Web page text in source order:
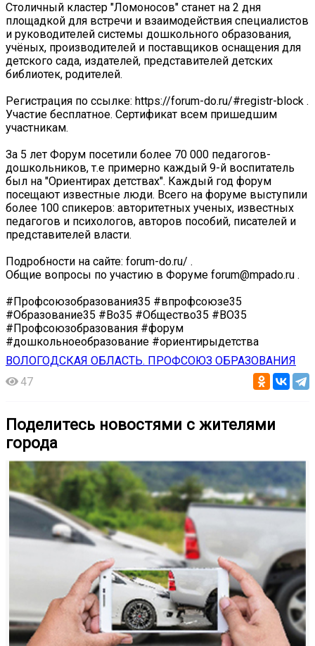
Столичный кластер "Ломоносов" станет на 2 дня
площадкой для встречи и взаимодействия специалистов
и руководителей системы дошкольного образования,
учёных, производителей и поставщиков оснащения для
детского сада, издателей, представителей детских
библиотек, родителей.
Регистрация по ссылке: https://forum-do.ru/#registr-block .
Участие бесплатное. Сертификат всем пришедшим
участникам.
За 5 лет Форум посетили более 70 000 педагогов-
дошкольников, т.е примерно каждый 9-й воспитатель
был на "Ориентирах детствах". Каждый год форум
посещают известные люди. Всего на форуме выступили
более 100 спикеров: авторитетных ученых, известных
педагогов и психологов, авторов пособий, писателей и
представителей власти.
Подробности на сайте: forum-do.ru/ .
Общие вопросы по участию в Форуме forum@mpado.ru .
#Профсоюзобразования35 #впрофсоюзе35
#Образование35 #Во35 #Общество35 #ВО35
#Профсоюзобразования #форум
#дошкольноеобразование #ориентирыдетства
ВОЛОГОДСКАЯ ОБЛАСТЬ. ПРОФСОЮЗ ОБРАЗОВАНИЯ
47
Поделитесь новостями с жителями
города